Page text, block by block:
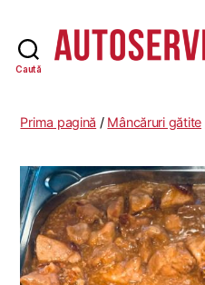
Caută
Prima pagină / Mâncăruri gătite